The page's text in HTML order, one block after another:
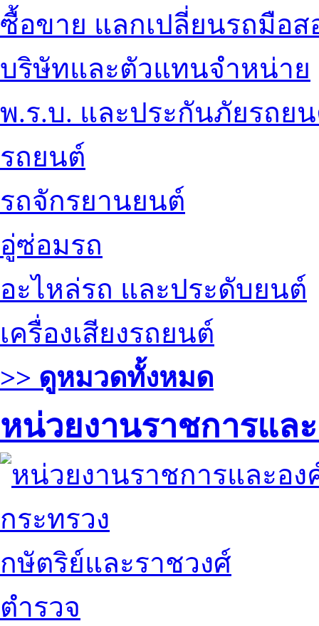
ซื้อขาย แลกเปลี่ยนรถมือส
บริษัทและตัวแทนจำหน่าย
พ.ร.บ. และประกันภัยรถย
รถยนต์
รถจักรยานยนต์
อู่ซ่อมรถ
อะไหล่รถ และประดับยนต์
เครื่องเสียงรถยนต์
>> ดูหมวดทั้งหมด
หน่วยงานราชการแล
กระทรวง
กษัตริย์และราชวงศ์
ตำรวจ